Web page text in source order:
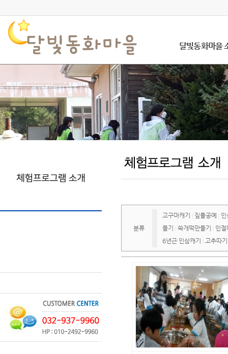
달빛동화마을
분류
고구마캐기 짚풀공예
인
들기
쑥개떡만들기
인
6년근 인삼캐기
고추따기